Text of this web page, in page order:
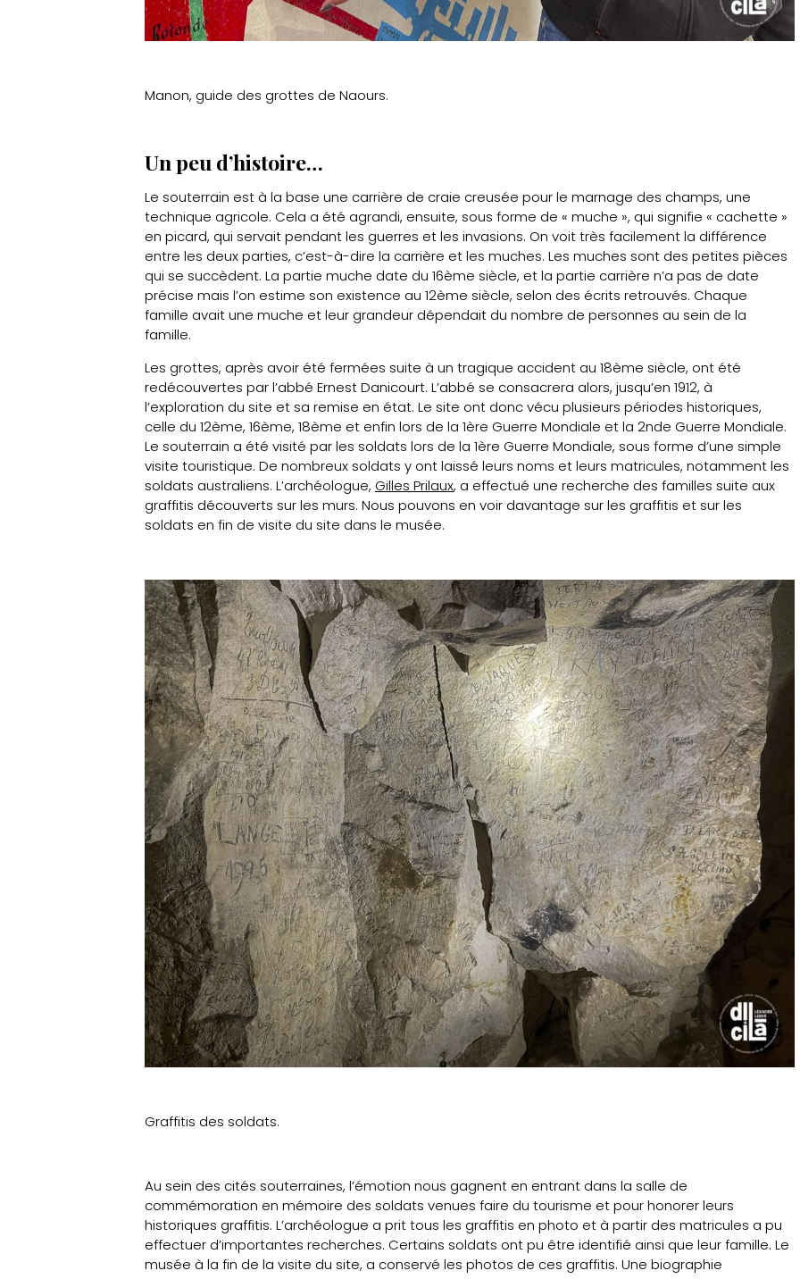
Manon, guide des grottes de Naours.
Un peu d’histoire…
Le souterrain est à la base une carrière de craie creusée pour le marnage des champs, une
technique agricole. Cela a été agrandi, ensuite, sous forme de « muche », qui signifie « cachette »
en picard, qui servait pendant les guerres et les invasions. On voit très facilement la différence
entre les deux parties, c’est-à-dire la carrière et les muches. Les muches sont des petites pièces
qui se succèdent. La partie muche date du 16ème siècle, et la partie carrière n’a pas de date
précise mais l’on estime son existence au 12ème siècle, selon des écrits retrouvés. Chaque
famille avait une muche et leur grandeur dépendait du nombre de personnes au sein de la
famille.
Les grottes, après avoir été fermées suite à un tragique accident au 18ème siècle, ont été
redécouvertes par l’abbé Ernest Danicourt. L’abbé se consacrera alors, jusqu’en 1912, à
l’exploration du site et sa remise en état. Le site ont donc vécu plusieurs périodes historiques,
celle du 12ème, 16ème, 18ème et enfin lors de la 1ère Guerre Mondiale et la 2nde Guerre Mondiale.
Le souterrain a été visité par les soldats lors de la 1ère Guerre Mondiale, sous forme d’une simple
visite touristique. De nombreux soldats y ont laissé leurs noms et leurs matricules, notamment les
soldats australiens. L’archéologue, Gilles Prilaux, a effectué une recherche des familles suite aux
graffitis découverts sur les murs. Nous pouvons en voir davantage sur les graffitis et sur les
soldats en fin de visite du site dans le musée.
Graffitis des soldats.
Au sein des cités souterraines, l’émotion nous gagnent en entrant dans la salle de
commémoration en mémoire des soldats venues faire du tourisme et pour honorer leurs
historiques graffitis. L’archéologue a prit tous les graffitis en photo et à partir des matricules a pu
effectuer d’importantes recherches. Certains soldats ont pu être identifié ainsi que leur famille. Le
musée à la fin de la visite du site, a conservé les photos de ces graffitis. Une biographie